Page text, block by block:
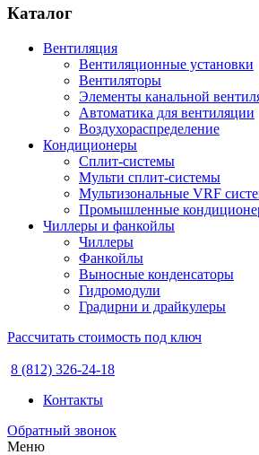
Каталог
Вентиляция
Вентиляционные установки
Вентиляторы
Элементы канальной
Автоматика для вентиляции
Воздухораспределение
Кондиционеры
Сплит-системы
Мульти сплит-системы
Мультизональные VRF
Промышленные
Чиллеры и фанкойлы
Чиллеры
Фанкойлы
Выносные конденсаторы
Гидромодули
Градирни и драйкулеры
Рассчитать стоимость под ключ
8 (812) 326-24-18
Контакты
Обратный звонок
Меню